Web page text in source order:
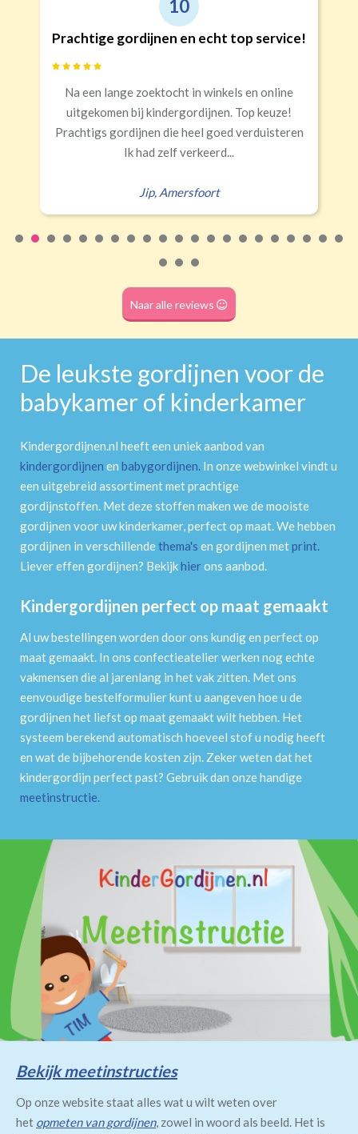
(wave plooi)
Roede
(tunnel)
(dubbele tunnel)
Half verduisterend Volledige verduisterend
€34,95 per stuk
service! Goede kwaliteit en service!
Snelle levering, alles netjes
Erald,Zeist
Naar alle reviews
De leukste gordijnen voor de
babykamer of kinderkamer
Kindergordijnen.nl heeft een uniek aanbod van
kindergordijnen en babygordijnen. In onze webwinkel vindt u
een uitgebreid assortiment met prachtige
gordijnstoffen. Met deze stoffen maken we de mooiste
gordijnen voor uw kinderkamer, perfect op maat. We hebben
gordijnen in verschillendethema's en gordijnen metprint.
Liever effen gordijnen? Bekijkhierons aanbod.
Kindergordijnen perfect op maat gemaakt
Al uw bestellingen worden door ons kundig en perfect op
maat gemaakt. In ons confectieatelier werken nog echte
vakmensen die al jarenlang in het vak zitten. Met ons
eenvoudige bestelformulier kunt u aangeven hoe u de
gordijnen het liefst op maat gemaakt wilt hebben. Het
systeem berekend automatisch hoeveel stof u nodig heeft
en wat de bijbehorende kosten zijn. Zeker weten dat het
kindergordijn perfect past? Gebruik dan onze handige
meetinstructie.
Bekijk meetinstructies
Op onze website staat alles wat u wilt weten over
het opmeten van gordijnen, zowel in woord als beeld. Het is